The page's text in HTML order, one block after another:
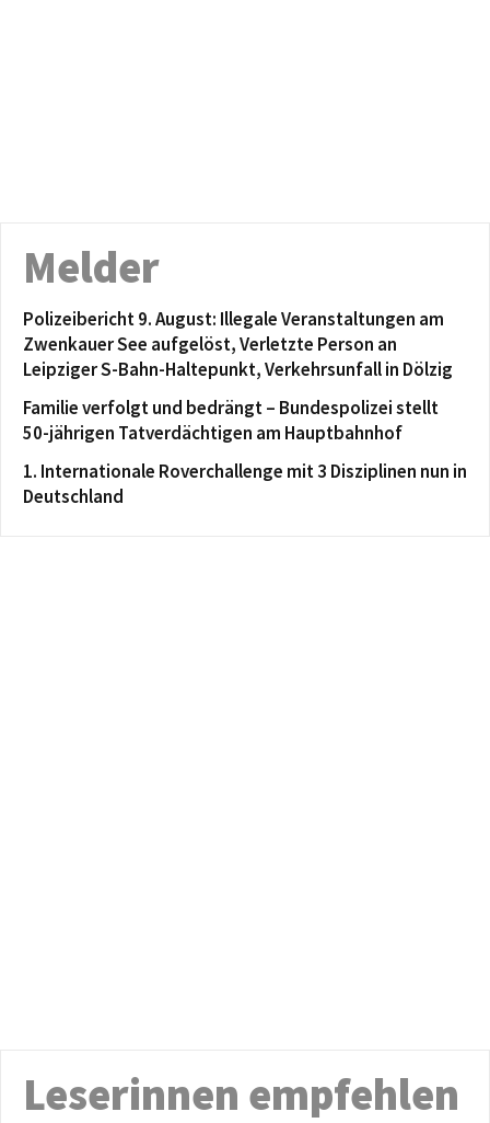
Melder
Polizeibericht 9. August: Illegale Veranstaltungen am
Zwenkauer See aufgelöst, Verletzte Person an
Leipziger S-Bahn-Haltepunkt, Verkehrsunfall in Dölzig
Familie verfolgt und bedrängt – Bundespolizei stellt
50-jährigen Tatverdächtigen am Hauptbahnhof
1. Internationale Roverchallenge mit 3 Disziplinen nun in
Deutschland
Leserinnen empfehlen